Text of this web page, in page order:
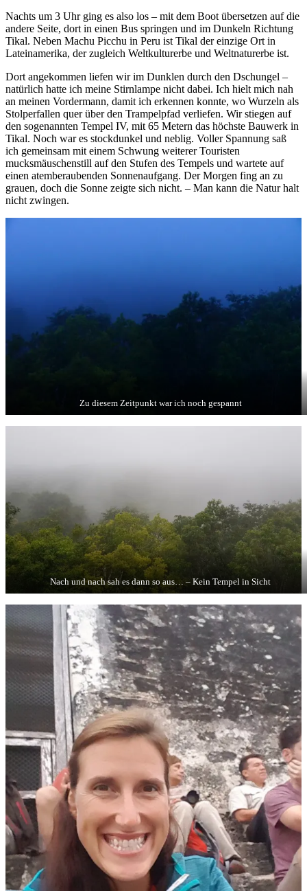
Nachts um 3 Uhr ging es also los – mit dem Boot übersetzen auf die
andere Seite, dort in einen Bus springen und im Dunkeln Richtung
Tikal. Neben Machu Picchu in Peru ist Tikal der einzige Ort in
Lateinamerika, der zugleich Weltkulturerbe und Weltnaturerbe ist.
Dort angekommen liefen wir im Dunklen durch den Dschungel –
natürlich hatte ich meine Stirnlampe nicht dabei. Ich hielt mich nah
an meinen Vordermann, damit ich erkennen konnte, wo Wurzeln als
Stolperfallen quer über den Trampelpfad verliefen. Wir stiegen auf
den sogenannten Tempel IV, mit 65 Metern das höchste Bauwerk in
Tikal. Noch war es stockdunkel und neblig. Voller Spannung saß
ich gemeinsam mit einem Schwung weiterer Touristen
mucksmäuschenstill auf den Stufen des Tempels und wartete auf
einen atemberaubenden Sonnenaufgang. Der Morgen fing an zu
grauen, doch die Sonne zeigte sich nicht. – Man kann die Natur halt
nicht zwingen.
Zu diesem Zeitpunkt war ich noch gespannt
Nach und nach sah es dann so aus… – Kein Tempel in Sicht